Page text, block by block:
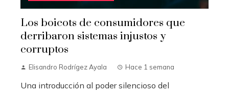
Los boicots de consumidores que
derribaron sistemas injustos y
corruptos
Elisandro Rodrígez Ayala Hace 1 semana
Una introducción al poder silencioso del